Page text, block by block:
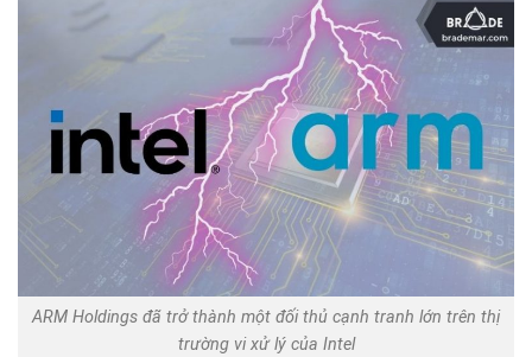
ARM Holdings đã trở thành một đối thủ cạnh tranh lớn trên thị
trường vi xử lý của Intel